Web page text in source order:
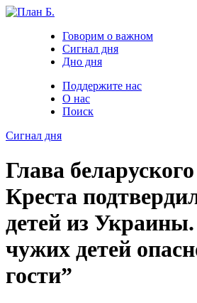
Говорим о важном
Сигнал дня
Дно дня
Поддержите нас
О нас
Поиск
Сигнал дня
Глава
Креста
детей из
чужих детей
гости”